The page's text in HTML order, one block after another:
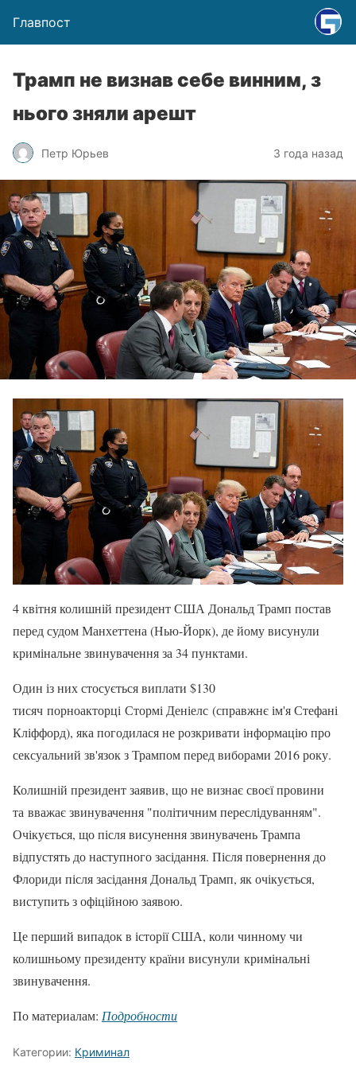
Главпост
Трамп не визнав себе винним, з
нього зняли арешт
Петр Юрьев 3 года назад
4 квітня колишній президент США Дональд Трамп постав
перед судом Манхеттена (Нью-Йорк), де йому висунули
кримінальне звинувачення за 34 пунктами.
Один із них стосується виплати $130
тисяч порноакторці Стормі Деніелс (справжнє ім'я Стефані
Кліффорд), яка погодилася не розкривати інформацію про
сексуальний зв'язок з Трампом перед виборами 2016 року.
Колишній президент заявив, що не визнає своєї провини
та вважає звинувачення "політичним переслідуванням".
Очікується, що після висунення звинувачень Трампа
відпустять до наступного засідання. Після повернення до
Флориди після засідання Дональд Трамп, як очікується,
виступить з офіційною заявою.
Це перший випадок в історії США, коли чинному чи
колишньому президенту країни висунули кримінальні
звинувачення.
По материалам: Подробности
Категории: Криминал